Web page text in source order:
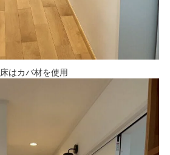
床はカバ材を使用